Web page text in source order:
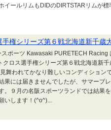
イールリムもDIDのDIRTSTARリムが
権シリーズ第６戦北海道新千歳
ポーツ Kawasaki PURETECH Racing
クロス選手権シリーズ第６戦北海道新
われてかなり難しいコンディション
果には届きませんでしたが、サマーブ
。９月の名阪スポーツランドでは結果
いします！(^o^)...